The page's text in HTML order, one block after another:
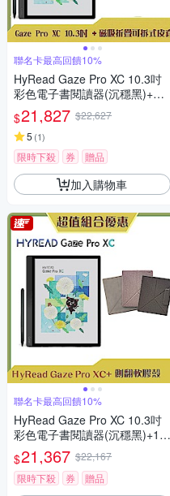
聯名卡最高回饋10%
HyRead Gaze Pro XC 10.3吋
彩色電子書閱讀器(沉穩黑)+磁
吸折疊可拆式皮套 (組合)
$21,827 $22,627
5 (1)
限時下殺 券 贈品
加入購物車
聯名卡最高回饋10%
HyRead Gaze Pro XC 10.3吋
彩色電子書閱讀器(沉穩黑)+10.
3吋側翻軟膠殼 (組合)
$21,367 $22,167
限時下殺
券 贈品